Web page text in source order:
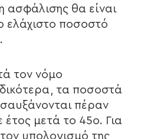
ασφάλισης θα είναι
ελάχιστο ποσοστό
τον νόμο
τα ποσοστά
πέραν
μετά το 45ο. Για
υπολογισμό της